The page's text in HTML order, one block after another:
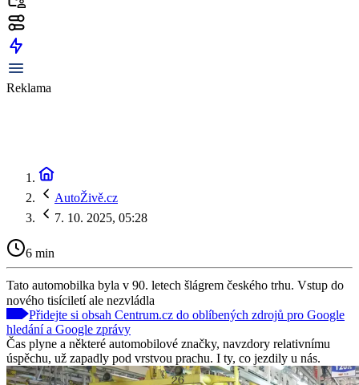
Reklama
AutoŽivě.cz
7. 10. 2025, 05:28
6 min
Tato automobilka byla v 90. letech šlágrem českého trhu. Vstup do
nového tisíciletí ale nezvládla
Přidejte si obsah Centrum.cz do oblíbených zdrojů pro Google
hledání a Google zprávy
Čas plyne a některé automobilové značky, navzdory relativnímu
úspěchu, už zapadly pod vrstvou prachu. I ty, co jezdily u nás.